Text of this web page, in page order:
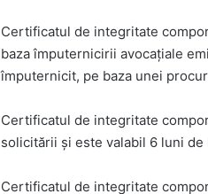
Certificatul de integritate
baza împuternicirii avocațiale
împuternicit, pe baza unei
Certificatul de integritate
solicitării și este valabil 6 luni de
Certificatul de integritate